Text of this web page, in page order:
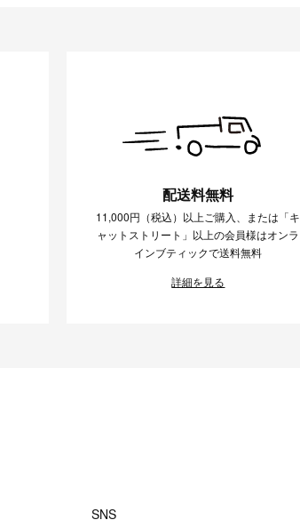
配送料無料
11,000円（税込）以上ご購入、または「キ
ャットストリート」以上の会員様はオンラ
インブティックで送料無料
詳細を見る
SNS